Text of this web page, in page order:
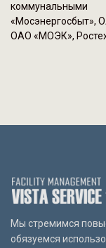
«Мосэнергосбыт»,
ОАО «МОЭК»,
Мы стремимся
обязуемся